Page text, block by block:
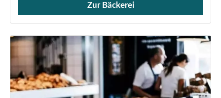
Verkauf von Brötchen,
Zur Bäckerei